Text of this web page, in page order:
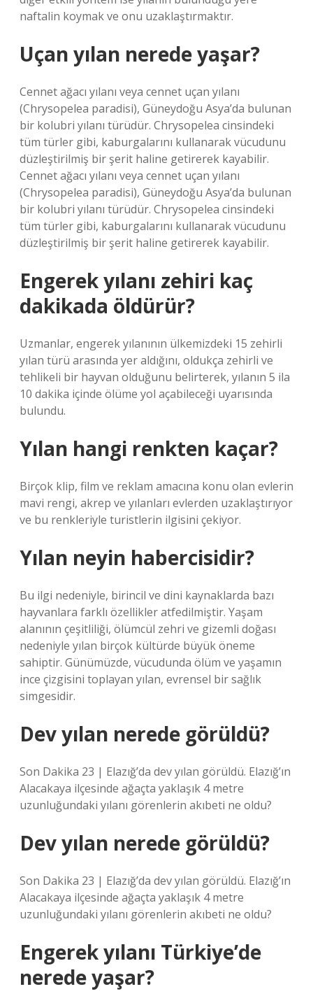
naftalin koymak ve onu uzaklaştırmaktır.
Uçan yılan nerede yaşar?
Cennet ağacı yılanı veya cennet uçan yılanı
(Chrysopelea paradisi), Güneydoğu Asya’da bulunan
bir kolubri yılanı türüdür. Chrysopelea cinsindeki
tüm türler gibi, kaburgalarını kullanarak vücudunu
düzleştirilmiş bir şerit haline getirerek kayabilir.
Cennet ağacı yılanı veya cennet uçan yılanı
(Chrysopelea paradisi), Güneydoğu Asya’da bulunan
bir kolubri yılanı türüdür. Chrysopelea cinsindeki
tüm türler gibi, kaburgalarını kullanarak vücudunu
düzleştirilmiş bir şerit haline getirerek kayabilir.
Engerek yılanı zehiri kaç
dakikada öldürür?
Uzmanlar, engerek yılanının ülkemizdeki 15 zehirli
yılan türü arasında yer aldığını, oldukça zehirli ve
tehlikeli bir hayvan olduğunu belirterek, yılanın 5 ila
10 dakika içinde ölüme yol açabileceği uyarısında
bulundu.
Yılan hangi renkten kaçar?
Birçok klip, film ve reklam amacına konu olan evlerin
mavi rengi, akrep ve yılanları evlerden uzaklaştırıyor
ve bu renkleriyle turistlerin ilgisini çekiyor.
Yılan neyin habercisidir?
Bu ilgi nedeniyle, birincil ve dini kaynaklarda bazı
hayvanlara farklı özellikler atfedilmiştir. Yaşam
alanının çeşitliliği, ölümcül zehri ve gizemli doğası
nedeniyle yılan birçok kültürde büyük öneme
sahiptir. Günümüzde, vücudunda ölüm ve yaşamın
ince çizgisini toplayan yılan, evrensel bir sağlık
simgesidir.
Dev yılan nerede görüldü?
Son Dakika 23 | Elazığ’da dev yılan görüldü. Elazığ’ın
Alacakaya ilçesinde ağaçta yaklaşık 4 metre
uzunluğundaki yılanı görenlerin akıbeti ne oldu?
Dev yılan nerede görüldü?
Son Dakika 23 | Elazığ’da dev yılan görüldü. Elazığ’ın
Alacakaya ilçesinde ağaçta yaklaşık 4 metre
uzunluğundaki yılanı görenlerin akıbeti ne oldu?
Engerek yılanı Türkiye’de
nerede yaşar?